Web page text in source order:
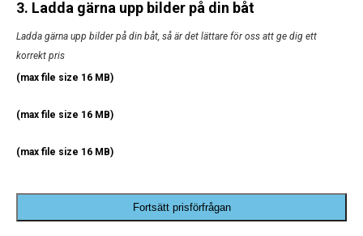
3. Ladda gärna upp bilder på din båt
Ladda gärna upp bilder på din båt, så är det lättare för oss att ge dig ett
korrekt pris
(max file size 16 MB)
(max file size 16 MB)
(max file size 16 MB)
Fortsätt prisförfrågan